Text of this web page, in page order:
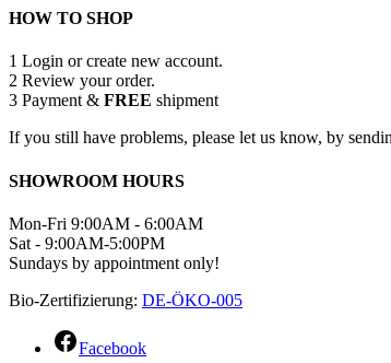
HOW TO SHOP
1 Login or create new account.
2 Review your order.
3 Payment & FREE shipment
If you still have problems, please let us know, by
SHOWROOM HOURS
Mon-Fri 9:00AM - 6:00AM
Sat - 9:00AM-5:00PM
Sundays by appointment only!
Bio-Zertifizierung: DE-ÖKO-005
Facebook